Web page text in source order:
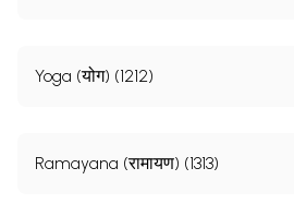
Yoga (योग) (1212)
Ramayana (रामायण) (1313)